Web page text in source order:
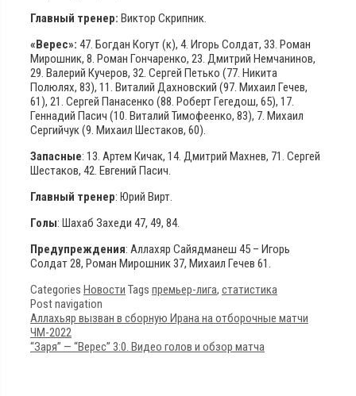
Главный тренер: Виктор Скрипник.
«Верес»: 47. Богдан Когут (к), 4. Игорь Солдат, 33. Роман
Мирошник, 8. Роман Гончаренко, 23. Дмитрий Немчанинов,
29. Валерий Кучеров, 32. Сергей Петько (77. Никита
Полюлях, 83), 11. Виталий Дахновский (97. Михаил Гечев,
61), 21. Сергей Панасенко (88. Роберт Гегедош, 65), 17.
Геннадий Пасич (10. Виталий Тимофеенко, 83), 7. Михаил
Сергийчук (9. Михаил Шестаков, 60).
Запасные: 13. Артем Кичак, 14. Дмитрий Махнев, 71. Сергей
Шестаков, 42. Евгений Пасич.
Главный тренер: Юрий Вирт.
Голы: Шахаб Захеди 47, 49, 84.
Предупреждения: Аллахяр Сайядманеш 45 – Игорь
Солдат 28, Роман Мирошник 37, Михаил Гечев 61.
Categories Новости Tags премьер-лига, статистика
Post navigation
Аллахьяр вызван в сборную Ирана на отборочные матчи
ЧМ-2022
“Заря” — “Верес” 3:0. Видео голов и обзор матча